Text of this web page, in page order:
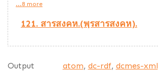
...8 more
121. สารสงคห.(พฺรสารสงคห).
Output
atom, dc-rdf, dcmes-xml